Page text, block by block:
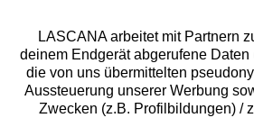
Services
LASCANA arbeitet mit Partnern
deinem Endgerät abgerufene Daten
die von uns übermittelten
Aussteuerung unserer Werbung
Zwecken (z.B. Profilbildungen) /